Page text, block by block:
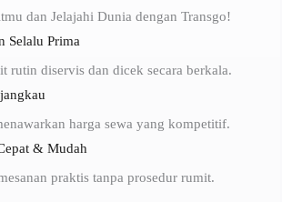
dan Jelajahi Dunia dengan Transgo!
Selalu Prima
rutin diservis dan dicek secara berkala.
harga sewa yang kompetitif.
& Mudah
praktis tanpa prosedur rumit.